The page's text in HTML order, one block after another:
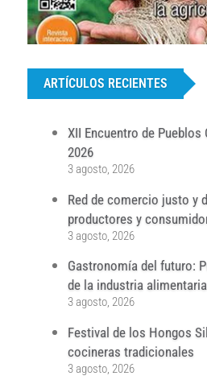
ARTÍCULOS RECIENTES
XII Encuentro de
2026
3 agosto, 2026
Red de comercio justo y
productores y
3 agosto, 2026
Gastronomía del futuro:
de la industria alimentaria
3 agosto, 2026
Festival de los Hongos
cocineras tradicionales
3 agosto, 2026